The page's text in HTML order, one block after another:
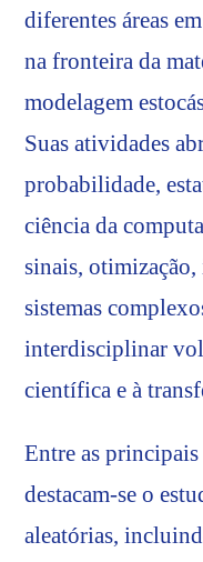
diferentes áreas
na fronteira da
modelagem
Suas atividades
probabilidade,
ciência da
sinais,
sistemas
interdisciplinar
científica e à
Entre as
destacam-se o
aleatórias,